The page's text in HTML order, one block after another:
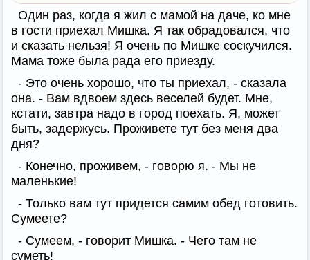
Один раз, когда я жил с мамой на даче, ко мне
в гости приехал Мишка. Я так обрадовался, что
и сказать нельзя! Я очень по Мишке соскучился.
Мама тоже была рада его приезду.
- Это очень хорошо, что ты приехал, - сказала
она. - Вам вдвоем здесь веселей будет. Мне,
кстати, завтра надо в город поехать. Я, может
быть, задержусь. Проживете тут без меня два
дня?
- Конечно, проживем, - говорю я. - Мы не
маленькие!
- Только вам тут придется самим обед готовить.
Сумеете?
- Сумеем, - говорит Мишка. - Чего там не
суметь!